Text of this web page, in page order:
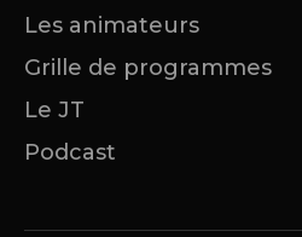
Les animateurs
Grille de programmes
Le JT
Podcast